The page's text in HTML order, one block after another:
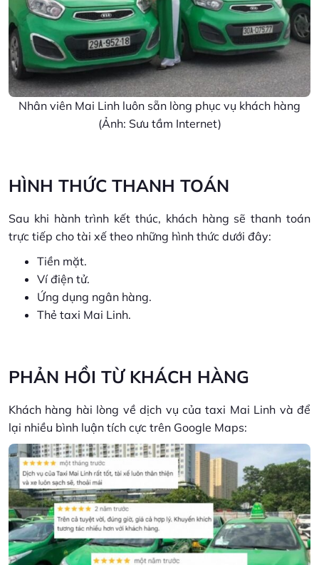
Nhân viên Mai Linh luôn sẵn lòng phục vụ khách hàng
(Ảnh: Sưu tầm Internet)
HÌNH THỨC THANH TOÁN
Sau khi hành trình kết thúc, khách hàng sẽ thanh toán
trực tiếp cho tài xế theo những hình thức dưới đây:
Tiền mặt.
Ví điện tử.
Ứng dụng ngân hàng.
Thẻ taxi Mai Linh.
PHẢN HỒI TỪ KHÁCH HÀNG
Khách hàng hài lòng về dịch vụ của taxi Mai Linh và để
lại nhiều bình luận tích cực trên Google Maps: